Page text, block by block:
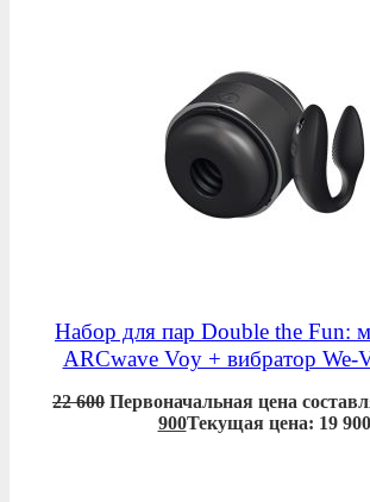
Набор для пар Double the Fun:
ARCwave Voy + вибратор We-
22 600 Первоначальная цена
900Текущая цена: 19